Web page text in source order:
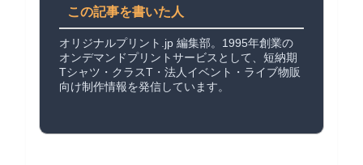
この記事を書いた人
オリジナルプリント.jp 編集部。1995年創業の
オンデマンドプリントサービスとして、短納期
Tシャツ・クラスT・法人イベント・ライブ物販
向け制作情報を発信しています。